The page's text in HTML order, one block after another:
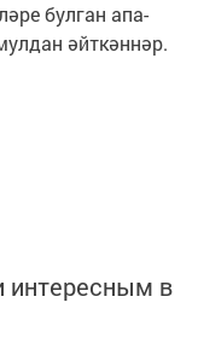
булган апа-
әйткәннәр.
в